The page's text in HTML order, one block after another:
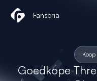
naar
Fansoria
Goedkope